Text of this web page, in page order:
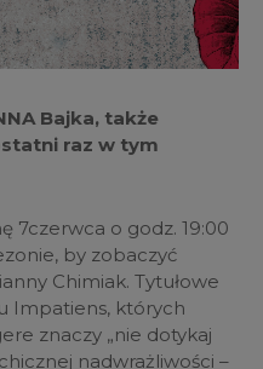
Bajka, także
raz w tym
7czerwca o godz. 19:00
by zobaczyć
Chimiak. Tytułowe
Impatiens, których
znaczy „nie dotykaj
nadwrażliwości –